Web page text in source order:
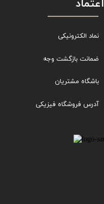
اعتماد
نماد الکترونیکی
ضمانت بازگشت وجه
باشگاه مشتریان
آدرس فروشگاه فیزیکی